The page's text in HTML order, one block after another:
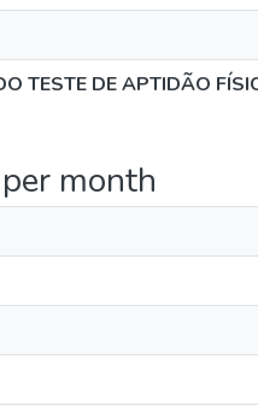
TESTE DE APTIDÃO
month